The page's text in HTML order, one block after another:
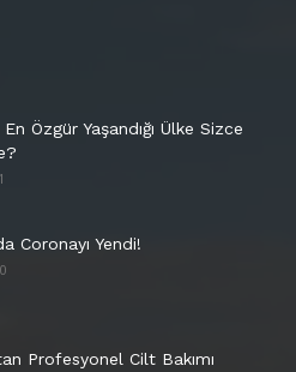
Özgür Yaşandığı Ülke Sizce
Coronayı Yendi!
Profesyonel Cilt Bakımı